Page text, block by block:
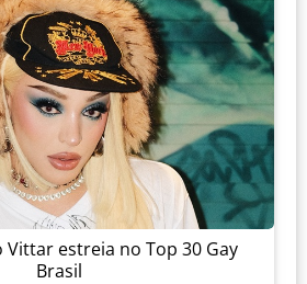
Vittar estreia no Top 30 Gay
Brasil